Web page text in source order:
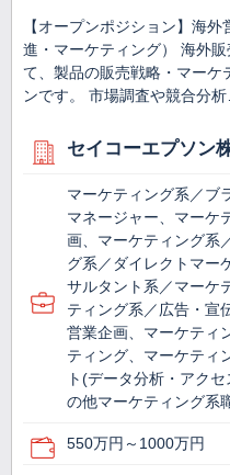
【オープンポジション】海
進・マーケティング） 海外
て、製品の販売戦略・マーケ
ンです。 市場調査や競合分
セイコーエプソン
マーケティング系／ブ
マネージャー、マーケ
画、マーケティング系
グ系／ダイレクトマー
サルタント系／マーケ
ティング系／広告・宣
営業企画、マーケティ
ティング、マーケティ
ト(データ分析・アク
の他マーケティング系
550万円～1000万円